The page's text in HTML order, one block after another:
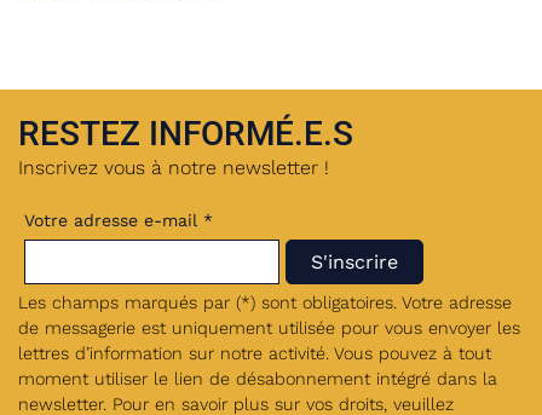
RESTEZ INFORMÉ.E.S
Inscrivez vous à notre newsletter !
Votre adresse e-mail *
Les champs marqués par (*) sont obligatoires. Votre adresse
de messagerie est uniquement utilisée pour vous envoyer les
lettres d’information sur notre activité. Vous pouvez à tout
moment utiliser le lien de désabonnement intégré dans la
newsletter. Pour en savoir plus sur vos droits, veuillez